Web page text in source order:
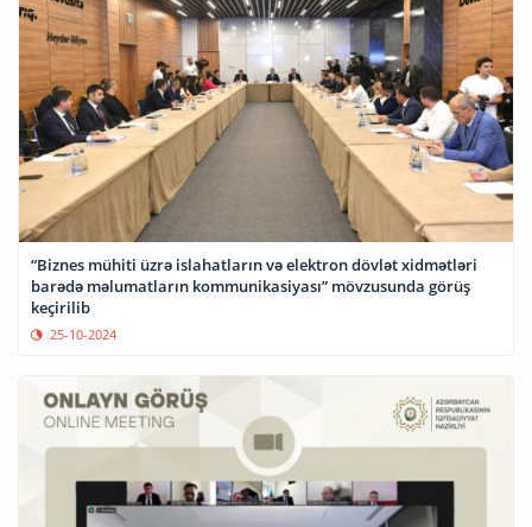
“Biznes mühiti üzrə islahatların və elektron dövlət xidmətləri
barədə məlumatların kommunikasiyası” mövzusunda görüş
keçirilib
25-10-2024